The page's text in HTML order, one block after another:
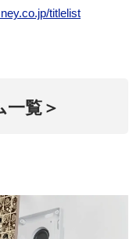
titlelist
一覧＞